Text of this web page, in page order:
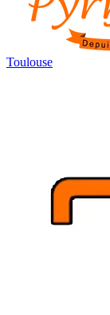
Toulouse